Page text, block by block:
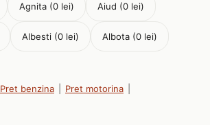
Agnita (0 lei) Aiud (0 lei)
Albesti (0 lei) Albota (0 lei)
Pret benzina Pret motorina